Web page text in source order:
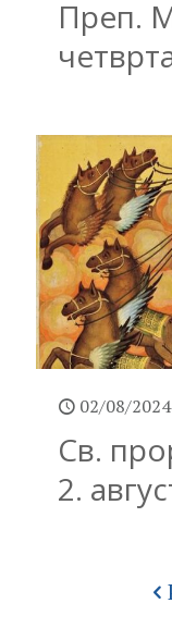
Преп.
02/08/2024
Св.
2.